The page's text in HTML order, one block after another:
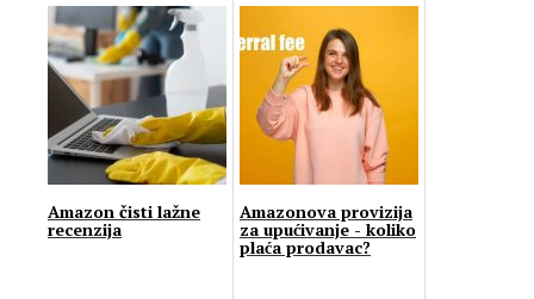
Amazon čisti lažne
recenzija
Amazonova provizija
za upućivanje - koliko
plaća prodavac?